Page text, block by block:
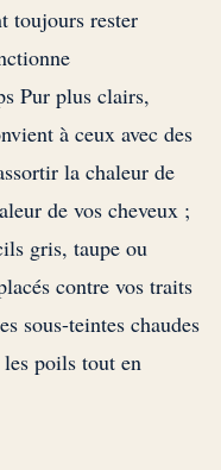
toujours rester
Pur plus clairs,
à ceux avec des
la chaleur de
de vos cheveux ;
gris, taupe ou
contre vos traits
sous-teintes chaudes
poils tout en